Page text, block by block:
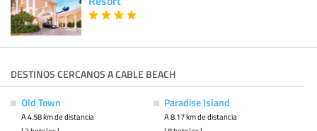
DESTINOS CERCANOS A CABLE BEACH
Old Town
A 4.58 km de distancia
Paradise Island
A 8.17 km de distancia